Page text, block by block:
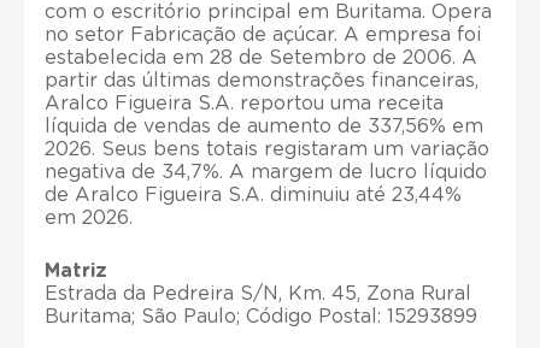
com o escritório principal em Buritama. Opera
no setor Fabricação de açúcar. A empresa foi
estabelecida em 28 de Setembro de 2006. A
partir das últimas demonstrações financeiras,
Aralco Figueira S.A. reportou uma receita
líquida de vendas de aumento de 337,56% em
2026. Seus bens totais registaram um variação
negativa de 34,7%. A margem de lucro líquido
de Aralco Figueira S.A. diminuiu até 23,44%
em 2026.
Matriz
Estrada da Pedreira S/N, Km. 45, Zona Rural
Buritama; São Paulo; Código Postal: 15293899